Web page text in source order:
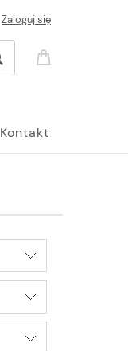
Zaloguj się
Kontakt